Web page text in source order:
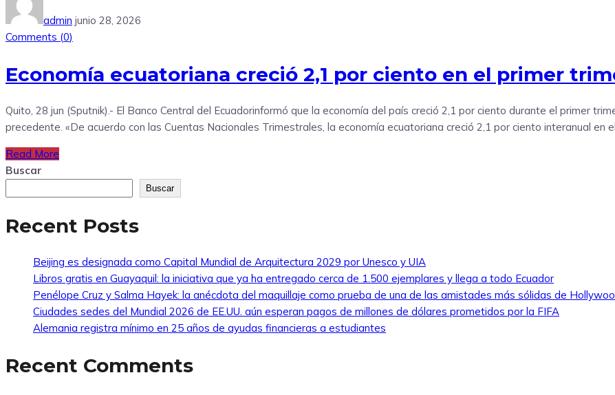
admin junio 28, 2026
Comments (0)
Economía ecuatoriana creció 2,1 por ciento en el primer
Quito, 28 jun (Sputnik).- El Banco Central del Ecuadorinformó que la economía del país creció 2,1 por ciento durante el primer
precedente. «De acuerdo con las Cuentas Nacionales Trimestrales, la economía ecuatoriana creció 2,1 por ciento interanual
Read More
Buscar
Buscar
Recent Posts
Beijing es designada como Capital Mundial de Arquitectura 2029 por Unesco y UIA
Libros gratis en Guayaquil: la iniciativa que ya ha entregado cerca de 1.500 ejemplares y llega a todo Ecuador
Penélope Cruz y Salma Hayek: la anécdota del maquillaje como prueba de una de las amistades más sólidas de
Ciudades sedes del Mundial 2026 de EE.UU. aún esperan pagos de millones de dólares prometidos por la FIFA
Alemania registra mínimo en 25 años de ayudas financieras a estudiantes
Recent Comments